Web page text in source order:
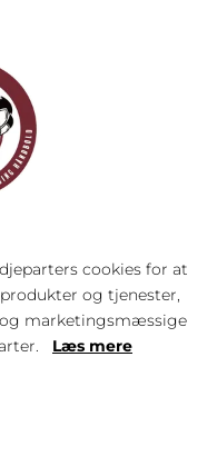
cookies for at
og tjenester,
marketingsmæssige
Læs mere